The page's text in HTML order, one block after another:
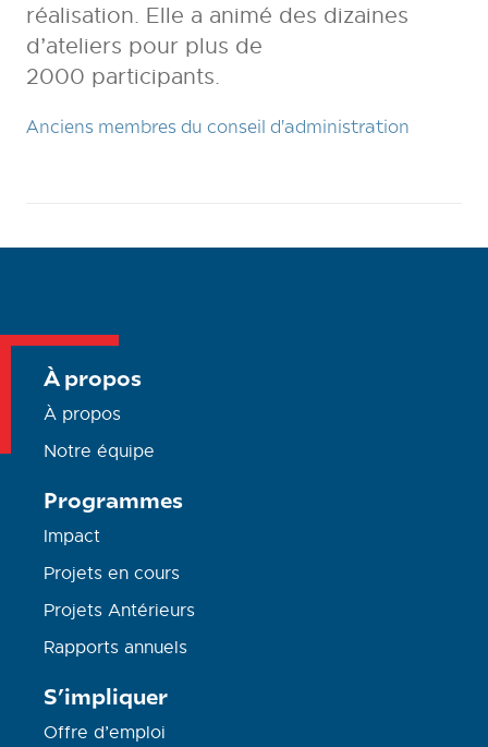
réalisation. Elle a animé des dizaines
d’ateliers pour plus de
2000 participants.
Anciens membres du conseil d'administration
À propos
À propos
Notre équipe
Programmes
Impact
Projets en cours
Projets Antérieurs
Rapports annuels
S’impliquer
Offre d’emploi